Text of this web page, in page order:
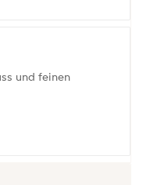
und feinen